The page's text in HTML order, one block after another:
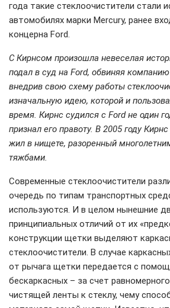
года такие стеклоочистители стали
автомобилях марки Mercury, ранее
концерна Ford.
С Кирнсом произошла невеселая
подал в суд на Ford, обвиняя
внедрив свою схему работы
изначальную идею, которой и
время. Кирнс судился с Ford не один
признал его правоту. В 2005 году
жил в нищете, разоренный
тяжбами.
Современные стеклоочистители
очередь по типам транспортных
используются. И в целом нынешние
принципиальных отличий от их
конструкции щетки выделяют
стеклоочистители. В случае
от рычага щетки передается с
бескаркасных – за счет
чистящей ленты к стеклу, чему